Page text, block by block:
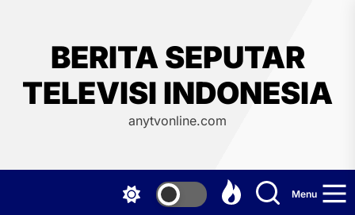
BERITA SEPUTAR
TELEVISI INDONESIA
anytvonline.com
Menu